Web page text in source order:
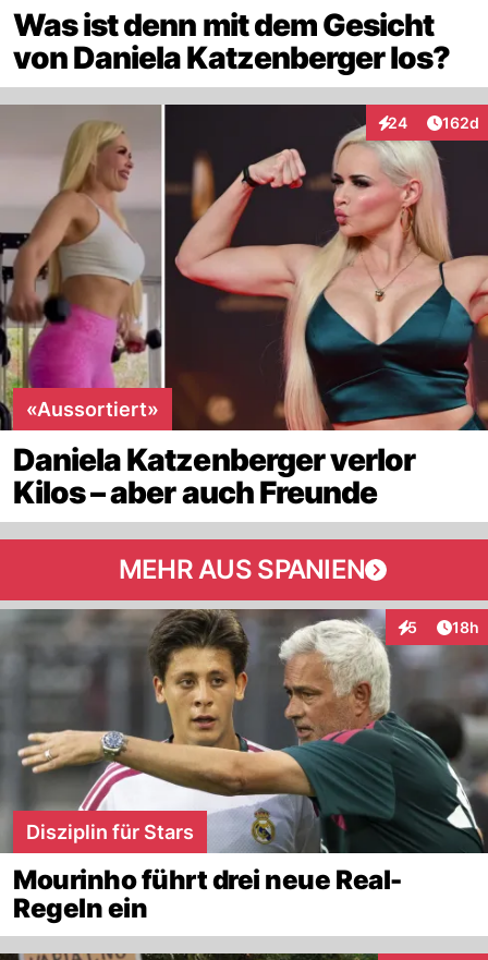
Was ist denn mit dem Gesicht
von Daniela Katzenberger los?
24
Interaktionen
162d
«Aussortiert»
Daniela Katzenberger verlor
Kilos – aber auch Freunde
MEHR AUS SPANIEN
5
Interaktionen
18h
Disziplin für Stars
Mourinho führt drei neue Real-
Regeln ein